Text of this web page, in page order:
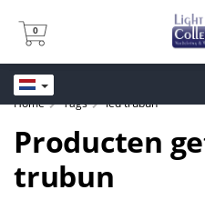
0
0
Home Tags led trubun
Producten
trubun